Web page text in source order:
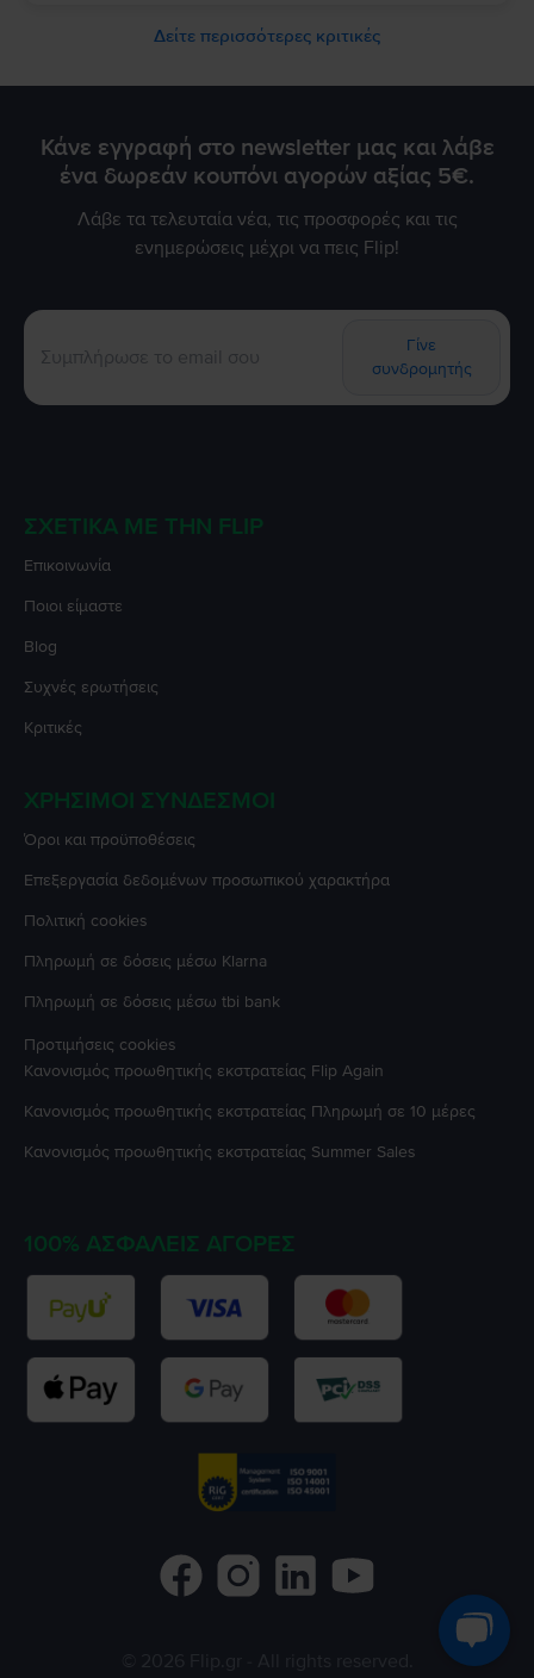
Δείτε περισσότερες κριτικές
Κάνε εγγραφή στο newsletter μας και λάβε
ένα δωρεάν κουπόνι αγορών αξίας 5€.
Λάβε τα τελευταία νέα, τις προσφορές και τις
ενημερώσεις μέχρι να πεις Flip!
Γίνε
συνδρομητής
ΣΧΕΤΙΚΆ ΜΕ ΤΗΝ FLIP
Επικοινωνία
Ποιοι είμαστε
Blog
Συχνές ερωτήσεις
Κριτικές
ΧΡΉΣΙΜΟΙ ΣΎΝΔΕΣΜΟΙ
Όροι και προϋποθέσεις
Επεξεργασία δεδομένων προσωπικού χαρακτήρα
Πολιτική cookies
Πληρωμή σε δόσεις μέσω Klarna
Πληρωμή σε δόσεις μέσω tbi bank
Προτιμήσεις cookies
Κανονισμός προωθητικής εκστρατείας Flip Again
Κανονισμός προωθητικής εκστρατείας Πληρωμή σε 10 μέρες
Κανονισμός προωθητικής εκστρατείας Summer Sales
100% ΑΣΦΑΛΕΊΣ ΑΓΟΡΈΣ